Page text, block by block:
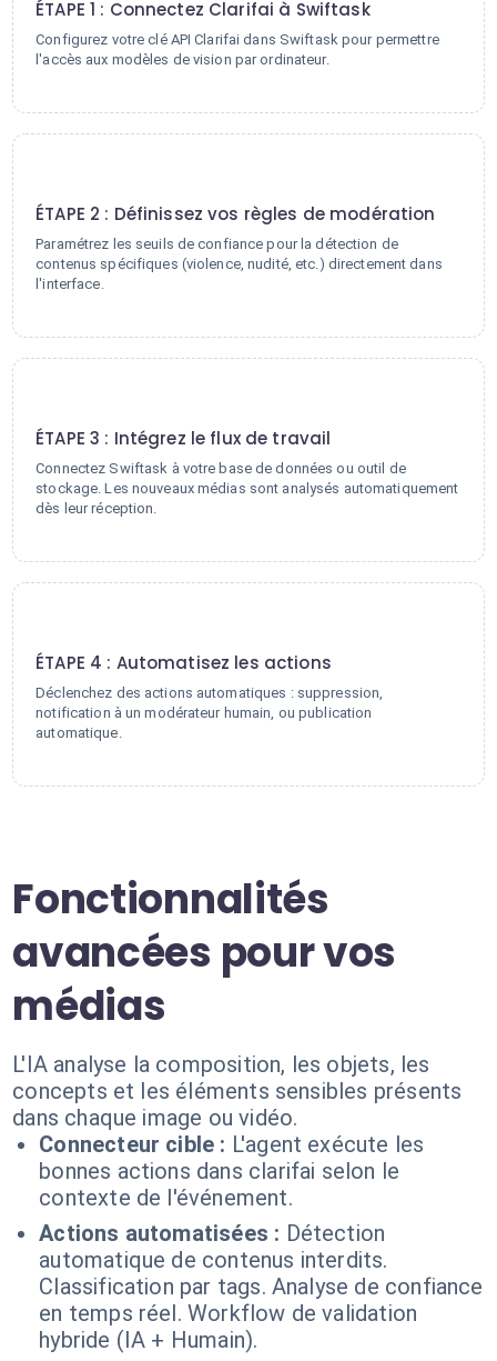
ÉTAPE 1 : Connectez Clarifai à Swiftask
Configurez votre clé API Clarifai dans Swiftask pour permettre
l'accès aux modèles de vision par ordinateur.
ÉTAPE 2 : Définissez vos règles de modération
Paramétrez les seuils de confiance pour la détection de
contenus spécifiques (violence, nudité, etc.) directement dans
l'interface.
ÉTAPE 3 : Intégrez le flux de travail
Connectez Swiftask à votre base de données ou outil de
stockage. Les nouveaux médias sont analysés automatiquement
dès leur réception.
ÉTAPE 4 : Automatisez les actions
Déclenchez des actions automatiques : suppression,
notification à un modérateur humain, ou publication
automatique.
Fonctionnalités
avancées pour vos
médias
L'IA analyse la composition, les objets, les
concepts et les éléments sensibles présents
dans chaque image ou vidéo.
Connecteur cible : L'agent exécute les
bonnes actions dans clarifai selon le
contexte de l'événement.
Actions automatisées : Détection
automatique de contenus interdits.
Classification par tags. Analyse de confiance
en temps réel. Workflow de validation
hybride (IA + Humain).